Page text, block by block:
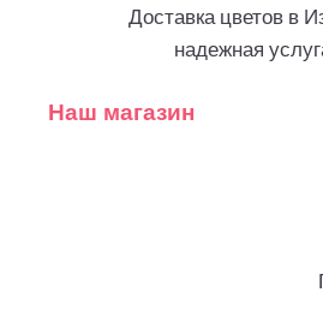
Доставка цветов в
надежная
Наш магазин